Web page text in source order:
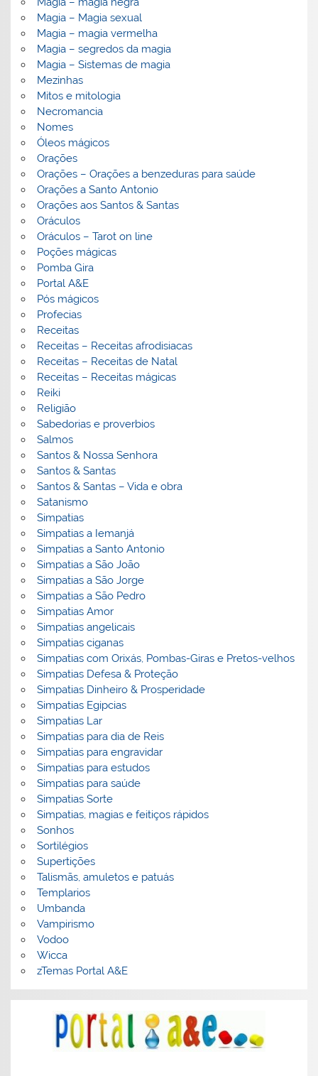
Magia – Magia sexual
Magia – magia vermelha
Magia – segredos da magia
Magia – Sistemas de magia
Mezinhas
Mitos e mitologia
Necromancia
Nomes
Óleos mágicos
Orações
Orações – Orações a benzeduras para saúde
Orações a Santo Antonio
Orações aos Santos & Santas
Oráculos
Oráculos – Tarot on line
Poções mágicas
Pomba Gira
Portal A&E
Pós mágicos
Profecias
Receitas
Receitas – Receitas afrodisiacas
Receitas – Receitas de Natal
Receitas – Receitas mágicas
Reiki
Religião
Sabedorias e proverbios
Salmos
Santos & Nossa Senhora
Santos & Santas
Santos & Santas – Vida e obra
Satanismo
Simpatias
Simpatias a Iemanjá
Simpatias a Santo Antonio
Simpatias a São João
Simpatias a São Jorge
Simpatias a São Pedro
Simpatias Amor
Simpatias angelicais
Simpatias ciganas
Simpatias com Orixás, Pombas-Giras e Pretos-velhos
Simpatias Defesa & Proteção
Simpatias Dinheiro & Prosperidade
Simpatias Egipcias
Simpatias Lar
Simpatias para dia de Reis
Simpatias para engravidar
Simpatias para estudos
Simpatias para saúde
Simpatias Sorte
Simpatias, magias e feitiços rápidos
Sonhos
Sortilégios
Supertições
Talismãs, amuletos e patuás
Templarios
Umbanda
Vampirismo
Vodoo
Wicca
zTemas Portal A&E